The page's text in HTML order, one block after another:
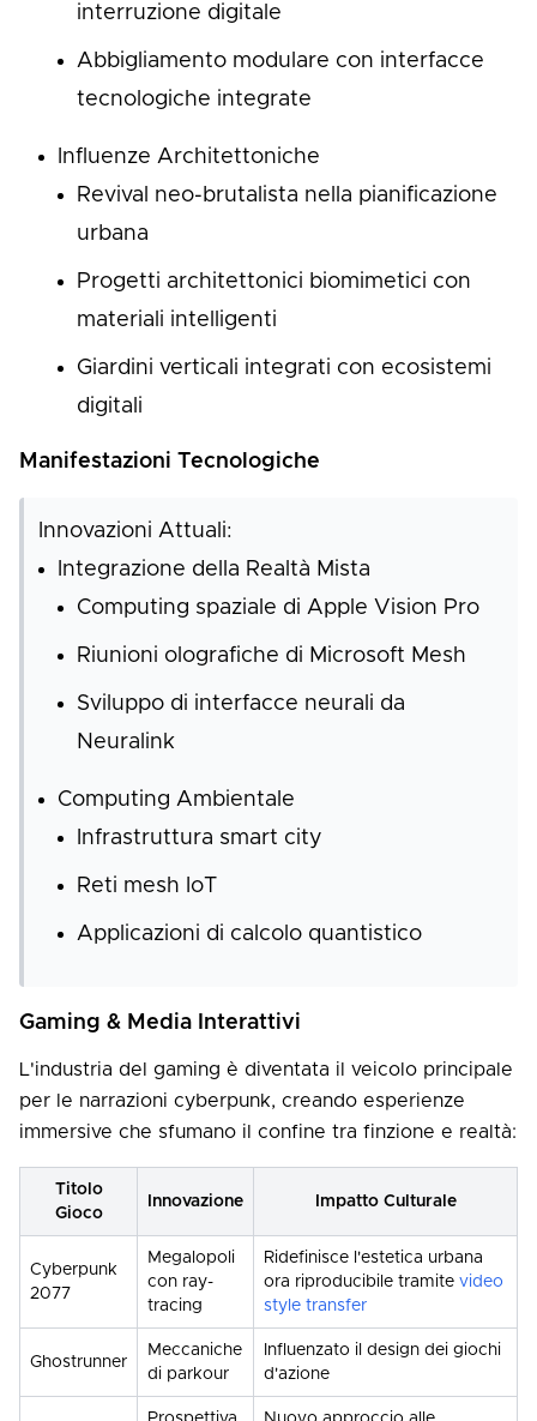
interruzione digitale
Abbigliamento modulare con interfacce
tecnologiche integrate
Influenze Architettoniche
Revival neo-brutalista nella pianificazione
urbana
Progetti architettonici biomimetici con
materiali intelligenti
Giardini verticali integrati con ecosistemi
digitali
Manifestazioni Tecnologiche
Innovazioni Attuali:
Integrazione della Realtà Mista
Computing spaziale di Apple Vision Pro
Riunioni olografiche di Microsoft Mesh
Sviluppo di interfacce neurali da
Neuralink
Computing Ambientale
Infrastruttura smart city
Reti mesh IoT
Applicazioni di calcolo quantistico
Gaming & Media Interattivi
L'industria del gaming è diventata il veicolo principale
per le narrazioni cyberpunk, creando esperienze
immersive che sfumano il confine tra finzione e realtà:
Titolo
Gioco
Innovazione Impatto Culturale
Cyberpunk
2077
Megalopoli
con ray-
tracing
Ridefinisce l'estetica urbana
ora riproducibile tramite video
style transfer
Ghostrunner
Meccaniche
di parkour
Influenzato il design dei giochi
d'azione